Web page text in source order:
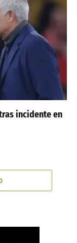
incidente en